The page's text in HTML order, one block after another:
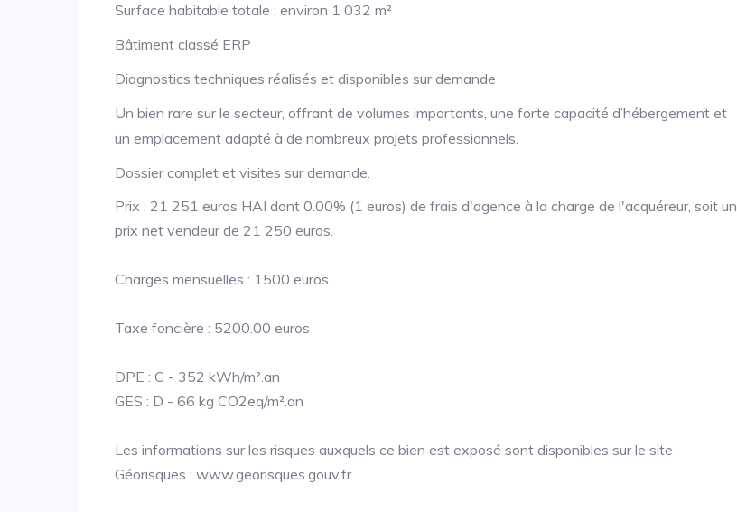
Surface habitable totale : environ 1 032 m²
Bâtiment classé ERP
Diagnostics techniques réalisés et disponibles sur demande
Un bien rare sur le secteur, offrant de volumes importants, une forte capacité d’hébergement et
un emplacement adapté à de nombreux projets professionnels.
Dossier complet et visites sur demande.
Prix : 21 251 euros HAI dont 0.00% (1 euros) de frais d'agence à la charge de l'acquéreur, soit un
prix net vendeur de 21 250 euros.
Charges mensuelles : 1500 euros
Taxe foncière : 5200.00 euros
DPE : C - 352 kWh/m².an
GES : D - 66 kg CO2eq/m².an
Les informations sur les risques auxquels ce bien est exposé sont disponibles sur le site
Géorisques : www.georisques.gouv.fr